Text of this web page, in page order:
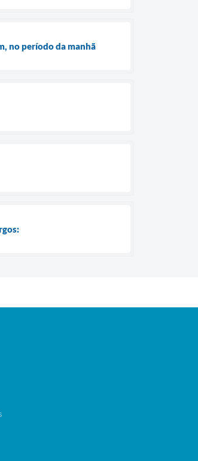
no período da manhã